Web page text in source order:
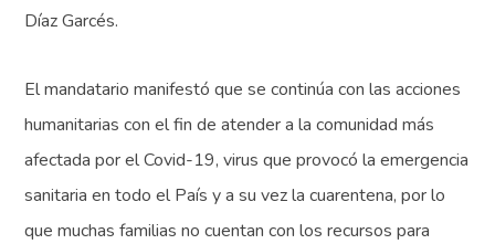
Díaz Garcés.
El mandatario manifestó que se continúa con las acciones
humanitarias con el fin de atender a la comunidad más
afectada por el Covid-19, virus que provocó la emergencia
sanitaria en todo el País y a su vez la cuarentena, por lo
que muchas familias no cuentan con los recursos para